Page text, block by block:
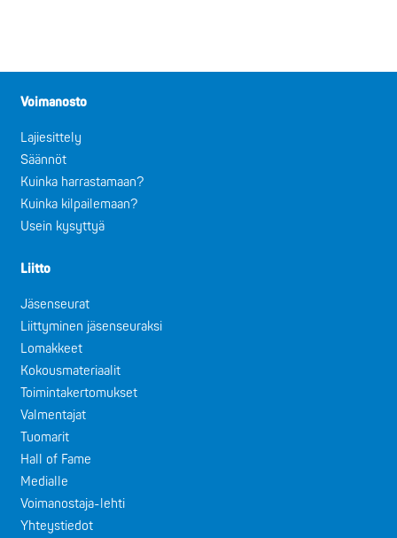
Voimanosto
Lajiesittely
Säännöt
Kuinka harrastamaan?
Kuinka kilpailemaan?
Usein kysyttyä
Liitto
Jäsenseurat
Liittyminen jäsenseuraksi
Lomakkeet
Kokousmateriaalit
Toimintakertomukset
Valmentajat
Tuomarit
Hall of Fame
Medialle
Voimanostaja-lehti
Yhteystiedot